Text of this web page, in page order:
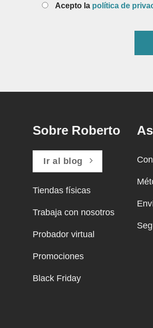
Acepto la política de
Sobre Roberto
Ir al blog
Tiendas físicas
Trabaja con nosotros
Probador virtual
Promociones
Black Friday